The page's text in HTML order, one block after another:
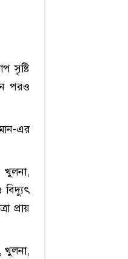
সৃষ্টি
পরও
এর
বিদ্যুৎ
প্রায়
খুলনা,